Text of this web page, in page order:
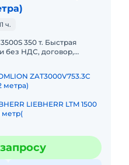
ч.
350 т. Быстрая
без НДС, договор,
ZAT3000V753.3C
метра)
LIEBHERR LTM 1500
метр(